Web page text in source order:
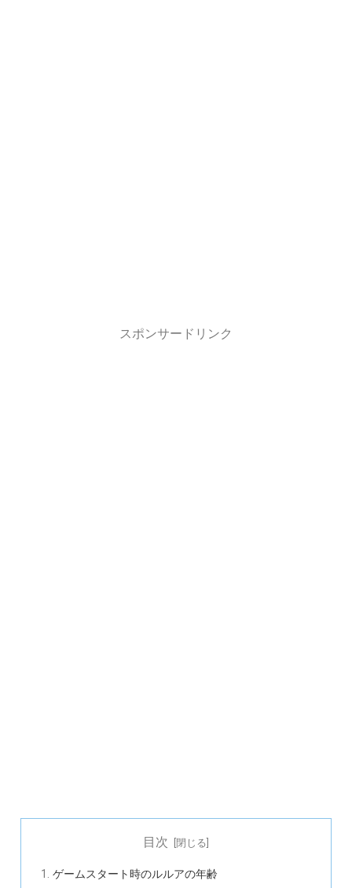
スポンサードリンク
目次
ゲームスタート時のルルアの年齢